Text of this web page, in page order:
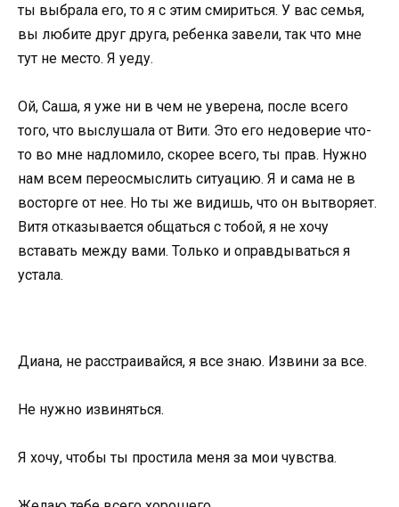
ты выбрала его, то я с этим смириться. У вас семья,
вы любите друг друга, ребенка завели, так что мне
тут не место. Я уеду.
Ой, Саша, я уже ни в чем не уверена, после всего
того, что выслушала от Вити. Это его недоверие что-
то во мне надломило, скорее всего, ты прав. Нужно
нам всем переосмыслить ситуацию. Я и сама не в
восторге от нее. Но ты же видишь, что он вытворяет.
Витя отказывается общаться с тобой, я не хочу
вставать между вами. Только и оправдываться я
устала.
Диана, не расстраивайся, я все знаю. Извини за все.
Не нужно извиняться.
Я хочу, чтобы ты простила меня за мои чувства.